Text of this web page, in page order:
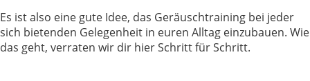
Es ist also eine gute Idee, das Geräuschtraining bei jeder
sich bietenden Gelegenheit in euren Alltag einzubauen. Wie
das geht, verraten wir dir hier Schritt für Schritt.